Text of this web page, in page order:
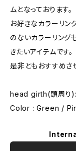
ムとなっております。
お好きなカラーリン
のないカラーリング
きたいアイテムです。
是非ともおすすめさ
head girth(頭周り
Color : Green /